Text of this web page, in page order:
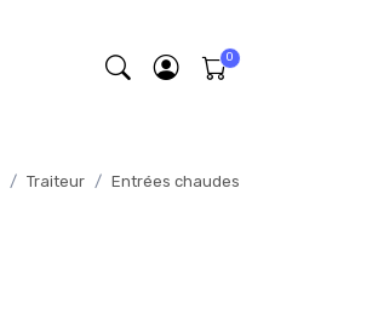
Traiteur Entrées chaudes